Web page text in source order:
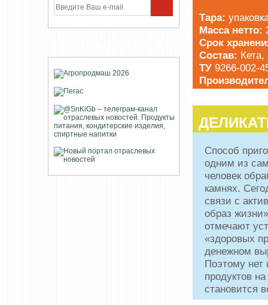
Тара:
Масса нетто:
Срок
Состав:
ТУ 9266-002-
Способ
одним из
человек
камнях.
связи с
образ
отмечают
«здоровых
денежном
Поэтому нет
продуктов
становится